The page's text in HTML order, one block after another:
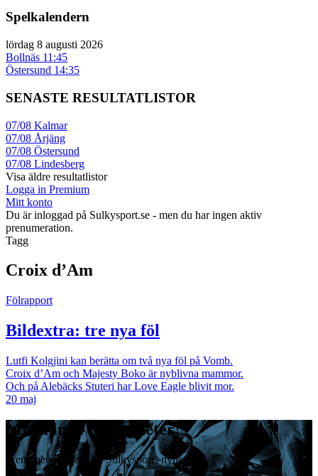
Spelkalendern
lördag 8 augusti 2026
Bollnäs 11:45
Östersund 14:35
SENASTE RESULTATLISTOR
07/08 Kalmar
07/08 Årjäng
07/08 Östersund
07/08 Lindesberg
Visa äldre resultatlistor
Logga in Premium
Mitt konto
Du är inloggad på Sulkysport.se - men du har ingen aktiv
prenumeration.
Tagg
Croix d’Am
Fölrapport
Bildextra: tre nya föl
Lutfi Kolgjini kan berätta om två nya föl på Vomb.
Croix d’Am och Majesty Boko är nyblivna mammor.
Och på Alebäcks Stuteri har Love Eagle blivit mor.
20 maj
Missa inga travnyheter!
Prenumerera gratis på Sulkysports nyhetsbrev